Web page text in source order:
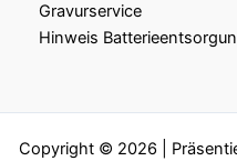
Gravurservice
Hinweis
Copyright © 2026 |